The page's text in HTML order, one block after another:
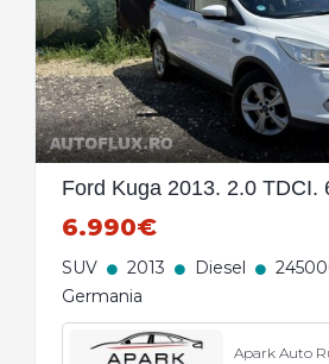
Ford Kuga 2013. 2.0 TDCI.
6.990€
SUV 2013 Diesel
Germania
Apark Auto